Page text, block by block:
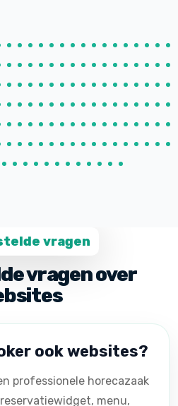
vragen
vragen over
ook websites?
professionele horecazaak
menu,